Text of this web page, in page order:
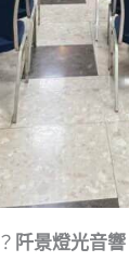
阡景燈光音響